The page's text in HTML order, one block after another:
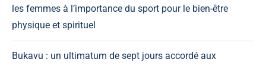
les femmes à l’importance du sport pour le bien-être
physique et spirituel
Bukavu : un ultimatum de sept jours accordé aux